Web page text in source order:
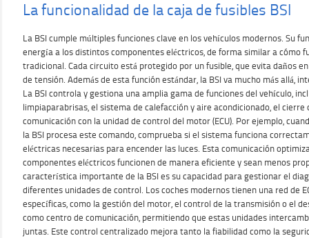
La funcionalidad de la caja de fusibles BSI
La BSI cumple múltiples funciones clave en los vehículos modernos. Su
energía a los distintos componentes eléctricos, de forma similar a cómo
tradicional. Cada circuito está protegido por un fusible, que evita daños
de tensión. Además de esta función estándar, la BSI va mucho más allá,
La BSI controla y gestiona una amplia gama de funciones del vehículo,
limpiaparabrisas, el sistema de calefacción y aire acondicionado, el
comunicación con la unidad de control del motor (ECU). Por ejemplo,
la BSI procesa este comando, comprueba si el sistema funciona
eléctricas necesarias para encender las luces. Esta comunicación
componentes eléctricos funcionen de manera eficiente y sean menos
característica importante de la BSI es su capacidad para gestionar el
diferentes unidades de control. Los coches modernos tienen una red de
específicas, como la gestión del motor, el control de la transmisión o el
como centro de comunicación, permitiendo que estas unidades
juntas. Este control centralizado mejora tanto la fiabilidad como la